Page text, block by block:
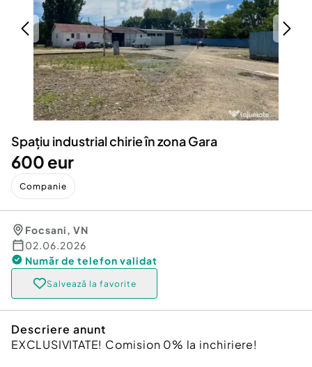
Servicii
Animale de companie
Afaceri și echipamente profesionale
Inchiriere Bunuri si Vehicule
Utilaje agricole si industriale
Piese auto si accesorii
Dacia Duster
Spațiu industrial chirie în zona Gara
600 eur
Companie
Focsani, VN
02.06.2026
Număr de telefon validat
Salvează la favorite
Descriere anunt
EXCLUSIVITATE! Comision 0% la inchiriere!